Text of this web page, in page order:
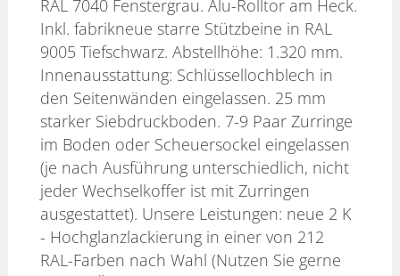
RAL 7040 Fenstergrau. Alu-Rolltor am Heck.
Inkl. fabrikneue starre Stützbeine in RAL
9005 Tiefschwarz. Abstellhöhe: 1.320 mm.
Innenausstattung: Schlüssellochblech in
den Seitenwänden eingelassen. 25 mm
starker Siebdruckboden. 7-9 Paar Zurringe
im Boden oder Scheuersockel eingelassen
(je nach Ausführung unterschiedlich, nicht
jeder Wechselkoffer ist mit Zurringen
ausgestattet). Unsere Leistungen: neue 2 K
- Hochglanzlackierung in einer von 212
RAL-Farben nach Wahl (Nutzen Sie gerne